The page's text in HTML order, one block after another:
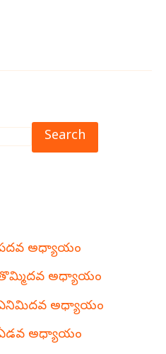
Search
అధ్యాయం
అధ్యాయం
అధ్యాయం
అధ్యాయం